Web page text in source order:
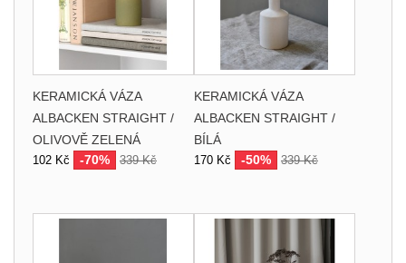
KERAMICKÁ VÁZA
ALBACKEN STRAIGHT /
OLIVOVĚ ZELENÁ
102 Kč -70% 339 Kč
KERAMICKÁ VÁZA
ALBACKEN STRAIGHT /
BÍLÁ
170 Kč -50% 339 Kč